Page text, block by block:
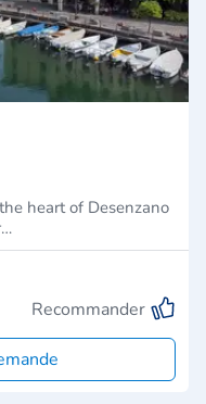
heart of Desenzano
Recommander